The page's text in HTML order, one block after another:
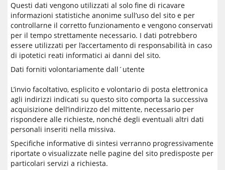
Questi dati vengono utilizzati al solo fine di ricavare
informazioni statistiche anonime sull’uso del sito e per
controllarne il corretto funzionamento e vengono conservati
per il tempo strettamente necessario. I dati potrebbero
essere utilizzati per l’accertamento di responsabilità in caso
di ipotetici reati informatici ai danni del sito.
Dati forniti volontariamente dall´utente
L’invio facoltativo, esplicito e volontario di posta elettronica
agli indirizzi indicati su questo sito comporta la successiva
acquisizione dell’indirizzo del mittente, necessario per
rispondere alle richieste, nonché degli eventuali altri dati
personali inseriti nella missiva.
Specifiche informative di sintesi verranno progressivamente
riportate o visualizzate nelle pagine del sito predisposte per
particolari servizi a richiesta.